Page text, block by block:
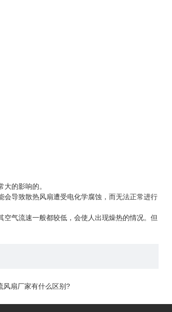
的影响的。
会导致散热风扇遭受电化学腐蚀，而无法正常进行
气流速一般都较低，会使人出现燥热的情况。但
风扇厂家有什么区别?